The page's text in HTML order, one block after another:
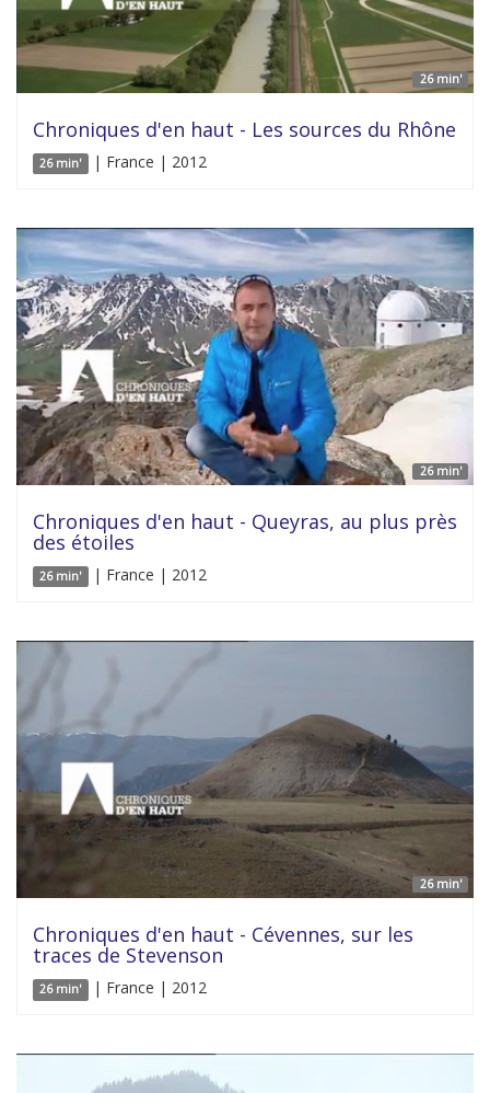
26 min'
Chroniques d'en haut - Les sources du Rhône
26 min' | France | 2012
26 min'
Chroniques d'en haut - Queyras, au plus près
des étoiles
26 min' | France | 2012
26 min'
Chroniques d'en haut - Cévennes, sur les
traces de Stevenson
26 min' | France | 2012